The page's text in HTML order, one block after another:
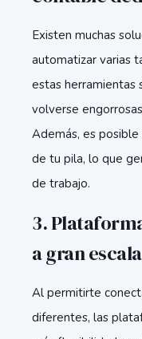
Existen muchas
automatizar varias
estas herramientas
volverse
Además, es
de tu pila, lo que
de trabajo.
3.
a gran
Al permitirte
diferentes, las